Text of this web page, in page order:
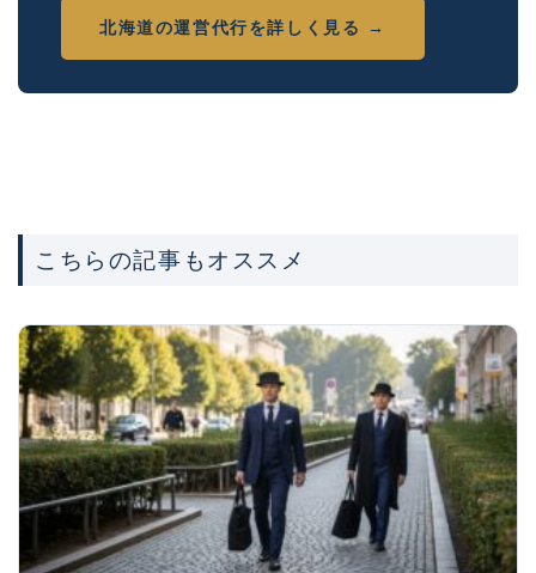
北海道の運営代行を詳しく見る →
こちらの記事もオススメ